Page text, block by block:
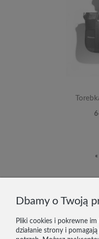
«
Dbamy o Twoją
Pliki cookies i pokrewne
działanie strony i